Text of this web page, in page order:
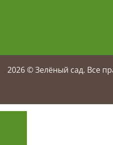
2026© Зелёный сад. Все